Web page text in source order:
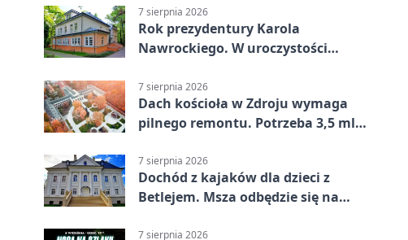
7 sierpnia 2026
Rok prezydentury Karola
Nawrockiego. W uroczystości
7 sierpnia 2026
Dach kościoła w Zdroju wymaga
pilnego remontu. Potrzeba 3,5 mln
7 sierpnia 2026
Dochód z kajaków dla dzieci z
Betlejem. Msza odbędzie się na
7 sierpnia 2026